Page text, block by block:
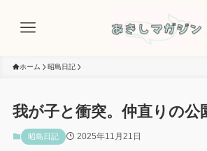
ホーム 昭島日記
我が子と衝突。仲直りの公
昭島日記 2025年11月21日